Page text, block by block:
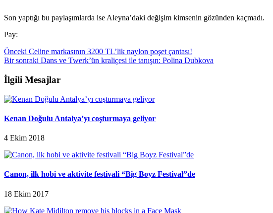
Son yaptığı bu paylaşımlarda ise Aleyna’daki değişim kimsenin gözünden kaçmadı.
Pay:
Önceki Celine markasının 3200 TL’lik naylon poşet çantası!
Bir sonraki Dans ve Twerk’ün kraliçesi ile tanışın: Polina Dubkova
İlgili Mesajlar
Kenan Doğulu Antalya’yı coşturmaya geliyor
4 Ekim 2018
Canon, ilk hobi ve aktivite festivali “Big Boyz Festival”de
18 Ekim 2017